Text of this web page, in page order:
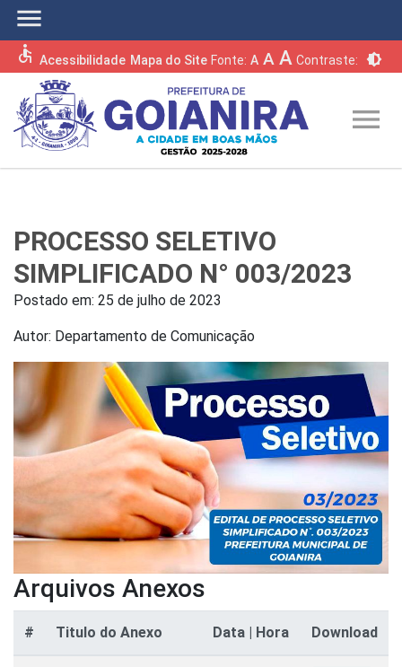
menu
accessible Acessibilidade Mapa do Site Fonte: A A A Contraste: brightness_6
menu
PROCESSO SELETIVO
SIMPLIFICADO N° 003/2023
Postado em: 25 de julho de 2023
Autor: Departamento de Comunicação
Arquivos Anexos
# Titulo do Anexo Data | Hora Download